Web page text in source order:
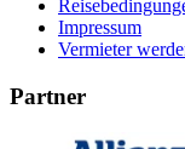
Impressum
Vermieter
Partner